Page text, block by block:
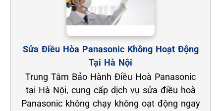
Sửa Điều Hòa Panasonic Không Hoạt Động
Tại Hà Nội
Trung Tâm Bảo Hành Điều Hoà Panasonic
tại Hà Nội, cung cấp dịch vụ sửa điều hoà
Panasonic không chạy không oạt động ngay